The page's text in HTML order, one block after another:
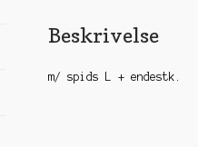
Beskrivelse
m/ spids L + endestk.